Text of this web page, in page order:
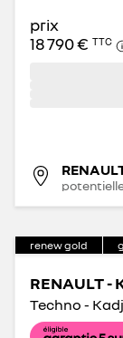
prix
18 790 € TTC
renew gold
RENAULT -
Techno -